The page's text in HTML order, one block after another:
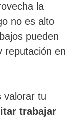
la
no es alto
pueden
reputación en
valorar tu
trabajar